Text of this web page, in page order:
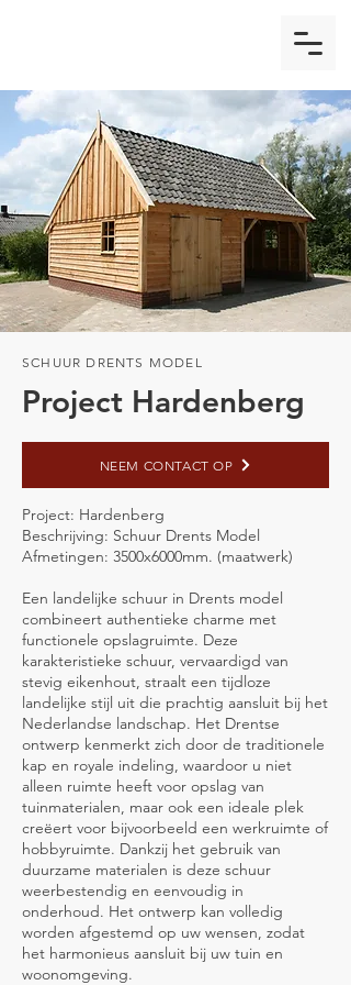
SCHUUR DRENTS MODEL
Project Hardenberg
NEEM CONTACT OP
Project: Hardenberg
Beschrijving: Schuur Drents Model
Afmetingen: 3500x6000mm. (maatwerk)
Een landelijke schuur in Drents model
combineert authentieke charme met
functionele opslagruimte. Deze
karakteristieke schuur, vervaardigd van
stevig eikenhout, straalt een tijdloze
landelijke stijl uit die prachtig aansluit bij het
Nederlandse landschap. Het Drentse
ontwerp kenmerkt zich door de traditionele
kap en royale indeling, waardoor u niet
alleen ruimte heeft voor opslag van
tuinmaterialen, maar ook een ideale plek
creëert voor bijvoorbeeld een werkruimte of
hobbyruimte. Dankzij het gebruik van
duurzame materialen is deze schuur
weerbestendig en eenvoudig in
onderhoud. Het ontwerp kan volledig
worden afgestemd op uw wensen, zodat
het harmonieus aansluit bij uw tuin en
woonomgeving.